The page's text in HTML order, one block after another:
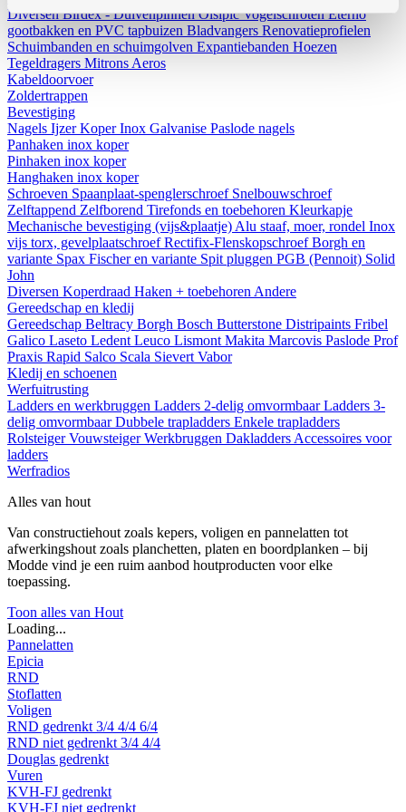
DiversenBirdex - Duivenpinnen OisipicVogelschrotenEterno
gootbakken en PVC tapbuizen Bladvangers Renovatieprofielen
Schuimbanden en schuimgolven Expantiebanden Hoezen
Tegeldragers Mitrons Aeros
Kabeldoorvoer
Zoldertrappen
Bevestiging
Nagels IjzerKoperInox Galvanise Paslode nagels
Panhaken inox koper
Pinhaken inox koper
Hanghaken inox koper
Schroeven Spaanplaat-spenglerschroef Snelbouwschroef
Zelftappend Zelfborend Tirefonds en toebehoren Kleurkapje
Mechanische bevestiging (vijs&plaatje) Alu staaf, moer, rondel Inox
vijs torx, gevelplaatschroefRectifix-FlenskopschroefBorgh en
variante Spax Fischer en variante Spit pluggen PGB (Pennoit) Solid
John
Diversen Koperdraad Haken + toebehoren Andere
Gereedschap en kledij
Gereedschap Beltracy Borgh Bosch Butterstone Distripaints Fribel
Galico Laseto Ledent Leuco Lismont Makita Marcovis Paslode Prof
Praxis Rapid Salco Scala Sievert Vabor
Kledij en schoenen
Werfuitrusting
Ladders en werkbruggen Ladders 2-delig omvormbaarLadders 3-
delig omvormbaarDubbele trapladders Enkele trapladders
RolsteigerVouwsteigerWerkbruggen Dakladders Accessoires voor
ladders
Werfradios
Alles van hout
Van constructiehout zoals kepers, voligen en pannelatten tot
afwerkingshout zoals planchetten, platen en boordplanken – bij
Modde vind je een ruim aanbod houtproducten voor elke
toepassing.
Toon alles van Hout
Loading...
Pannelatten
Epicia
RND
Stoflatten
Voligen
RND gedrenkt 3/4 4/4 6/4
RND niet gedrenkt 3/4 4/4
Douglas gedrenkt
Vuren
KVH-FJ gedrenkt
KVH-FJ niet gedrenkt